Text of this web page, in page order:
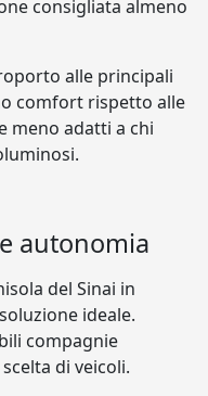
consigliata almeno
alle principali
comfort rispetto alle
meno adatti a chi
autonomia
del Sinai in
ideale.
compagnie
di veicoli.